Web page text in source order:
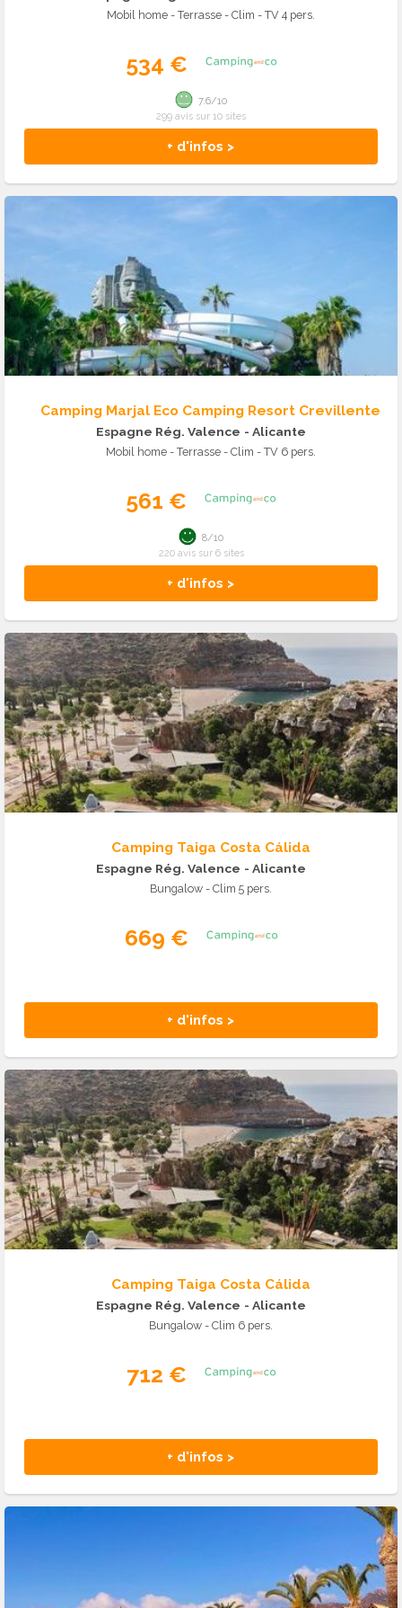
Mobil home - Terrasse - Clim - TV 4 pers.
534 €
+ d'infos >
7.6/10
299 avis sur 10 sites
Camping Marjal Eco Camping Resort Crevillente
Espagne Rég. Valence - Alicante
Mobil home - Terrasse - Clim - TV 6 pers.
561 €
+ d'infos >
8/10
220 avis sur 6 sites
Camping Taiga Costa Cálida
Espagne Rég. Valence - Alicante
Bungalow - Clim 5 pers.
669 €
+ d'infos >
Camping Taiga Costa Cálida
Espagne Rég. Valence - Alicante
Bungalow - Clim 6 pers.
712 €
+ d'infos >